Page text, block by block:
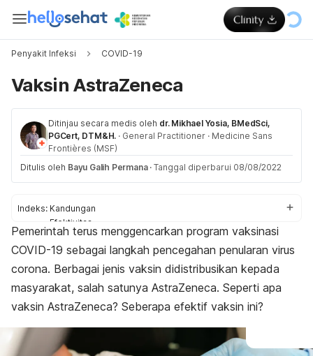
Penyakit Infeksi COVID-19
Vaksin AstraZeneca
Ditinjau secara medis oleh dr. Mikhael Yosia, BMedSci,
PGCert, DTM&H. · General Practitioner · Medicine Sans
Frontières (MSF)
Ditulis oleh Bayu Galih Permana · Tanggal diperbarui 08/08/2022
Indeks: Kandungan
Efektivitas
Dosis dan jadwal vaksin
Cara pemberian
Efek samping
Peringatan dan perhatian
Efek pada ibu hamil dan menyusui
Interaksi vaksin
Pemerintah terus menggencarkan program vaksinasi
COVID-19 sebagai langkah pencegahan penularan virus
corona. Berbagai jenis vaksin didistribusikan kepada
masyarakat, salah satunya AstraZeneca. Seperti apa
vaksin AstraZeneca? Seberapa efektif vaksin ini?